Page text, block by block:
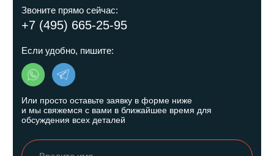
Телефон:
+7 (495) 665-25-95
г. Москва, Задонский проезд, д.32 к.2,
каб.3
Остались вопросы?
Заполните форму и мы свяжемся с
вами в ближайшее время